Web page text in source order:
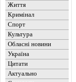
Життя
Кримінал
Спорт
Культура
Обласні новини
Україна
Цитати
Актуально